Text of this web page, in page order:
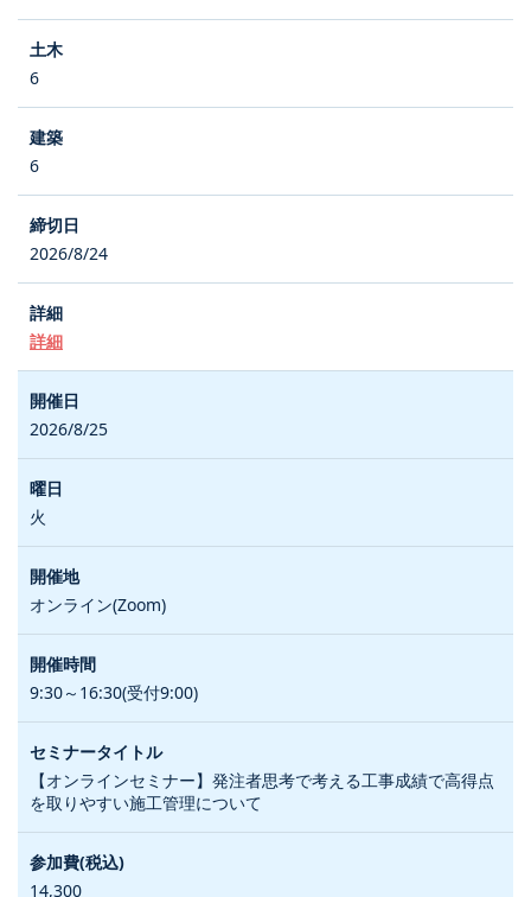
6
6
2026/8/24
詳細
2026/8/25
火
オンライン(Zoom)
9:30～16:30(受付9:00)
【オンラインセミナー】発注者思考で考える工事成績で高得点
を取りやすい施工管理について
14,300